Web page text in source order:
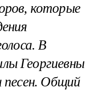
которые
В
Георгиевны
песен. Общий